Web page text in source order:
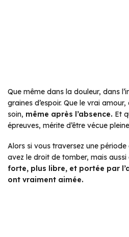
Que même dans la douleur, dans
graines d’espoir. Que le vrai amour,
soin, même après l’absence. Et
épreuves, mérite d’être vécue
Alors si vous traversez une
avez le droit de tomber, mais aussi
forte, plus libre, et portée par
ont vraiment aimée.